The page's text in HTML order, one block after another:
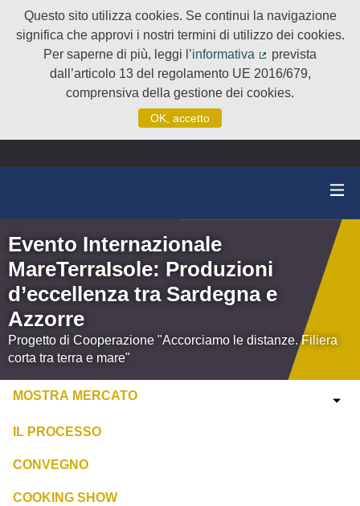
Questo sito utilizza cookies. Se continui la navigazione
significa che approvi i nostri termini di utilizzo dei cookies.
Per saperne di più, leggi l’informativa
(Collegamento
prevista
dall’articolo 13 del regolamento UE 2016/679,
comprensiva della gestione dei cookies.
OK, accetto
Evento Internazionale
MareTerraIsole: Produzioni
d’eccellenza tra Sardegna e
Azzorre
Progetto di Cooperazione "Accorciamo le distanze. Filiera
corta tra terra e mare"
MOSTRA MERCATO
IL PROCESSO
CONVEGNO
COOKING SHOW